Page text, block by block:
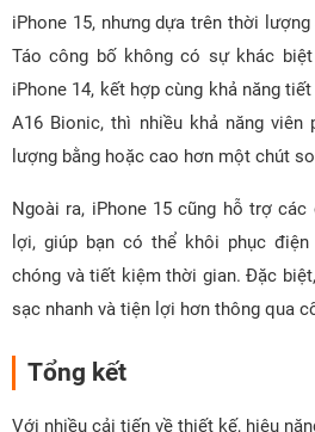
iPhone 15, nhưng dựa trên thời
Táo công bố không có sự khác
iPhone 14, kết hợp cùng khả năng
A16 Bionic, thì nhiều khả năng viên
lượng bằng hoặc cao hơn một chút
Ngoài ra, iPhone 15 cũng hỗ trợ
lợi, giúp bạn có thể khôi phục
chóng và tiết kiệm thời gian. Đặc
sạc nhanh và tiện lợi hơn thông qua
Tổng kết
Với nhiều cải tiến về thiết kế, hiệu